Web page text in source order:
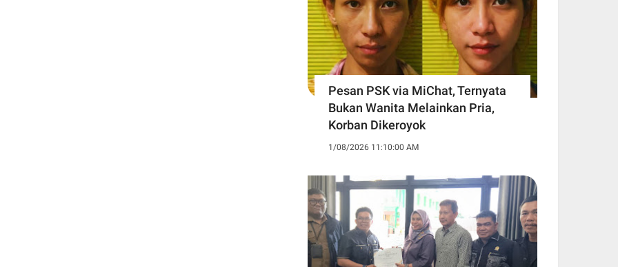
Pesan PSK via MiChat, Ternyata
Bukan Wanita Melainkan Pria,
Korban Dikeroyok
1/08/2026 11:10:00 AM